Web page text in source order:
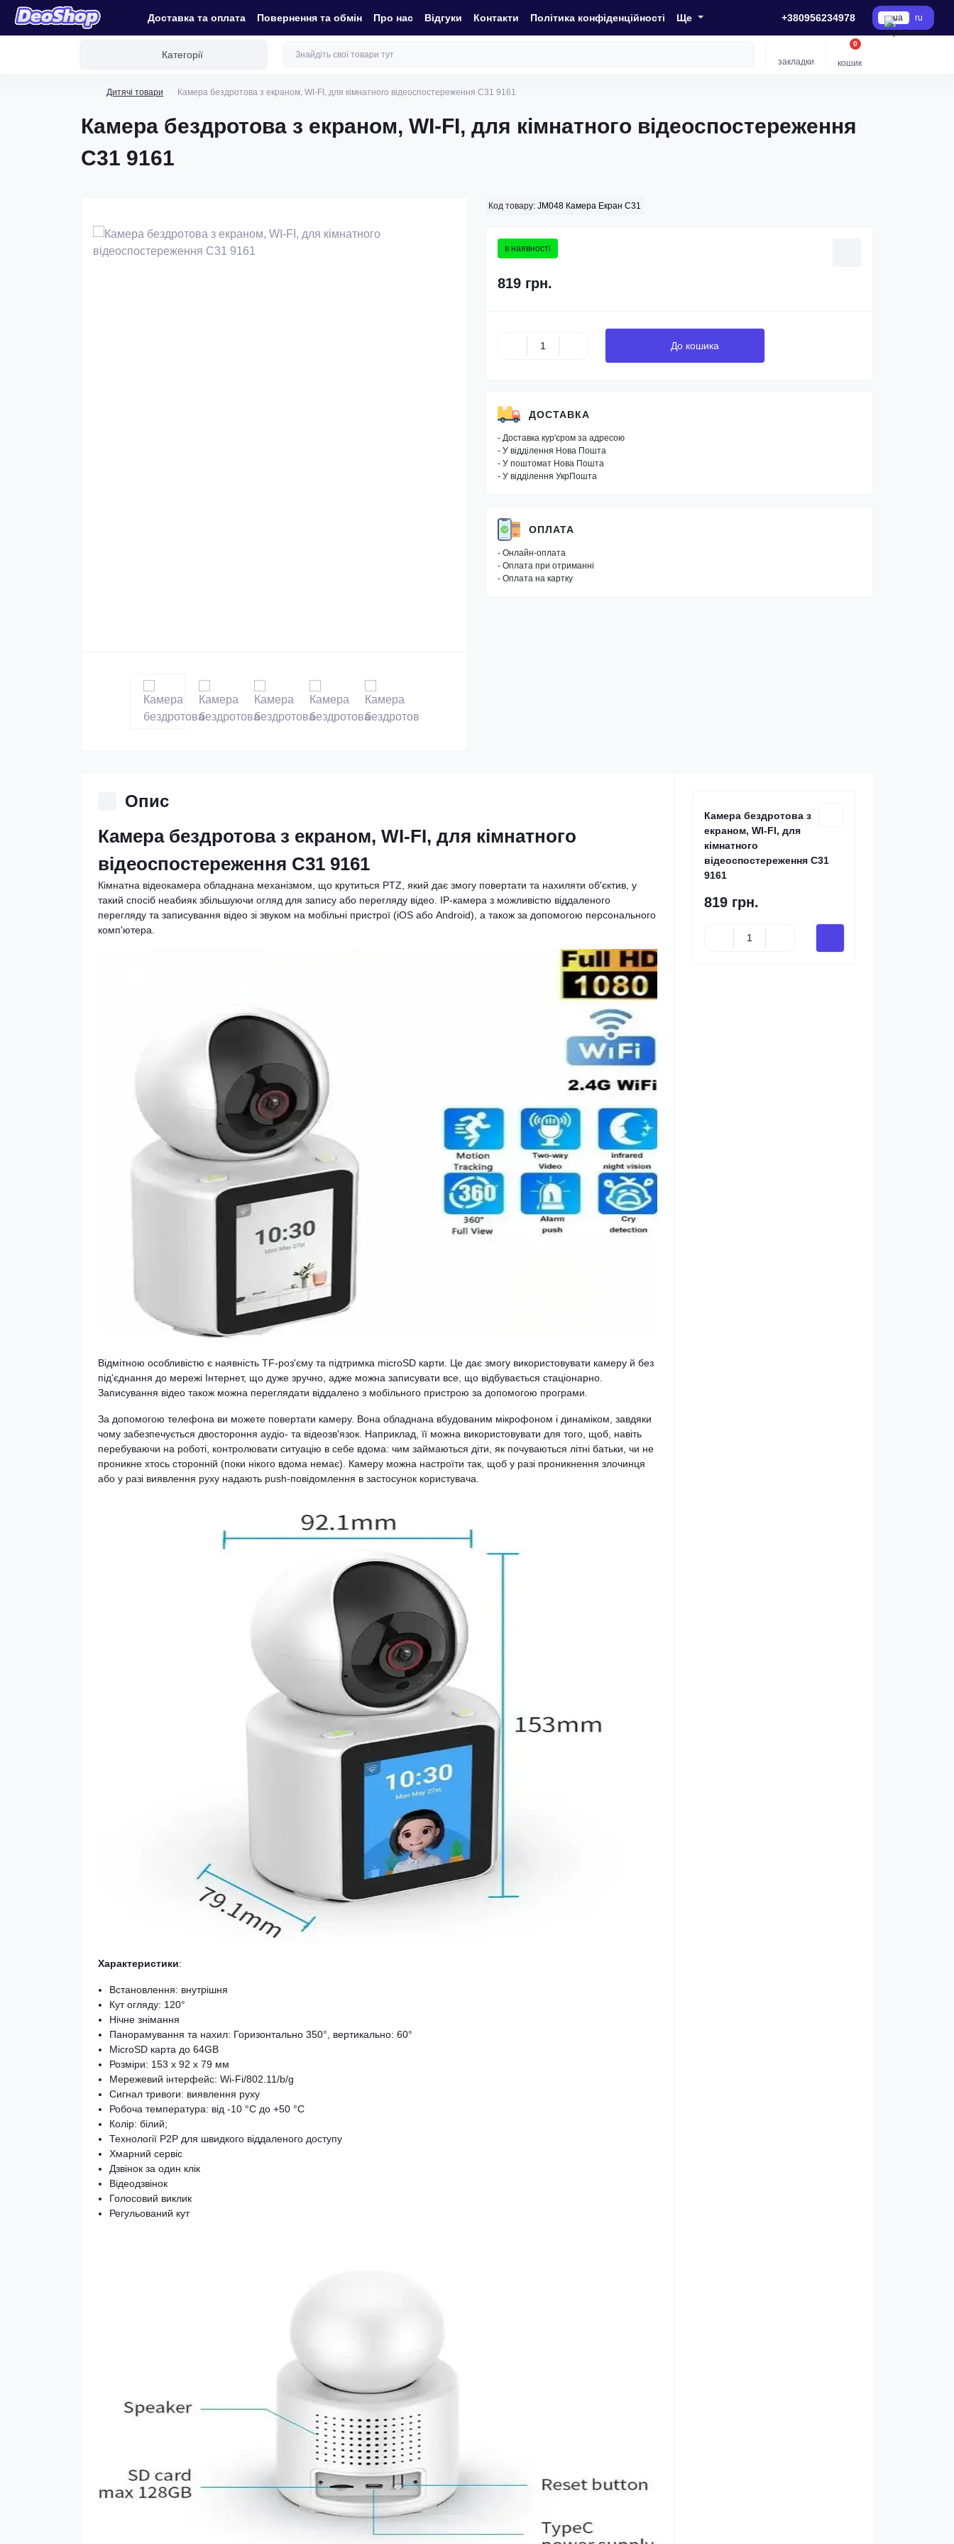
Доставка та оплата Повернення та обмін Про нас Відгуки Контакти Політика конфіденційності Ще +380956234978 ua ru
Категорії
закладки кошик
0
Дитячі товари Камера бездротова з екраном, WI-FI, для кімнатного відеоспостереження C31 9161
Камера бездротова з екраном, WI-FI, для кімнатного відеоспостереження
C31 9161
Код товару: JM048 Камера Екран C31
в наявності
819 грн.
До кошика
ДОСТАВКА
- Доставка кур'єром за адресою
- У відділення Нова Пошта
- У поштомат Нова Пошта
- У відділення УкрПошта
ОПЛАТА
- Онлайн-оплата
- Оплата при отриманні
- Оплата на картку
Опис
Камера бездротова з екраном, WI-FI, для кімнатного
відеоспостереження C31 9161
Кімнатна відеокамера обладнана механізмом, що крутиться PTZ, який дає змогу повертати та нахиляти об'єктив, у
такий спосіб неабияк збільшуючи огляд для запису або перегляду відео. IP-камера з можливістю віддаленого
перегляду та записування відео зі звуком на мобільні пристрої (iOS або Android), а також за допомогою персонального
комп'ютера.
Відмітною особливістю є наявність TF-роз'єму та підтримка microSD карти. Це дає змогу використовувати камеру й без
під'єднання до мережі Інтернет, що дуже зручно, адже можна записувати все, що відбувається стаціонарно.
Записування відео також можна переглядати віддалено з мобільного пристрою за допомогою програми.
За допомогою телефона ви можете повертати камеру. Вона обладнана вбудованим мікрофоном і динаміком, завдяки
чому забезпечується двостороння аудіо- та відеозв'язок. Наприклад, її можна використовувати для того, щоб, навіть
перебуваючи на роботі, контролювати ситуацію в себе вдома: чим займаються діти, як почуваються літні батьки, чи не
проникне хтось сторонній (поки нікого вдома немає). Камеру можна настроїти так, щоб у разі проникнення злочинця
або у разі виявлення руху надають push-повідомлення в застосунок користувача.
Характеристики:
Встановлення: внутрішня
Кут огляду: 120°
Нічне знімання
Панорамування та нахил: Горизонтально 350°, вертикально: 60°
MicroSD карта до 64GB
Розміри: 153 х 92 х 79 мм
Мережевий інтерфейс: Wi-Fi/802.11/b/g
Сигнал тривоги: виявлення руху
Робоча температура: від -10 °C до +50 °C
Колір: білий;
Технології P2P для швидкого віддаленого доступу
Хмарний сервіс
Дзвінок за один клік
Відеодзвінок
Голосовий виклик
Регульований кут
Камера бездротова з
екраном, WI-FI, для
кімнатного
відеоспостереження C31
9161
819 грн.